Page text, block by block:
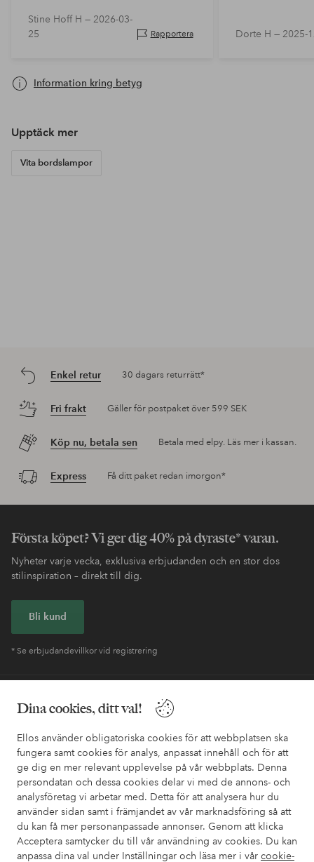
Dina cookies, ditt val!
Ellos använder obligatoriska cookies för att webbplatsen ska
fungera samt cookies för analys, anpassat innehåll och för att
ge dig en mer relevant upplevelse på vår webbplats. Denna
persondatan och dessa cookies delar vi med de annons- och
analysföretag vi arbetar med. Detta för att analysera hur du
använder sidan samt i främjandet av vår marknadsföring så att
du kan få mer personanpassade annonser. Genom att klicka
Acceptera samtycker du till vår användning av cookies. Du kan
anpassa dina val under Inställningar och läsa mer i vår cookie-
Stine Hoff H — 2026-03-
25
Rapportera Dorte H — 2025-
Information kring betyg
Upptäck mer
Vita bordslampor
Enkel retur 30 dagars returrätt*
Fri frakt Gäller för postpaket över 599 SEK
Köp nu, betala sen Betala med elpy. Läs mer i kassan.
Express Få ditt paket redan imorgon*
Första köpet? Vi ger dig 40% på dyraste* varan.
Nyheter varje vecka, exklusiva erbjudanden och en stor dos
stilinspiration – direkt till dig.
Bli kund
* Se erbjudandevillkor vid registrering
också information om hur du enklast kontaktar oss.
Kundservice Beställning Betalsätt
Mina sidor